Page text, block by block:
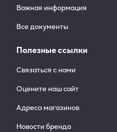
Важная информация
Все документы
Полезные ссылки
Связаться с нами
Оцените наш сайт
Адреса магазинов
Новости бренда